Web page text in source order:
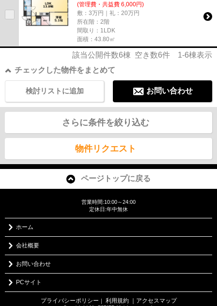
(管理費・共益費 6,000円)
敷：3万円｜礼：20万円
所在階：2階
間取り：1LDK
面積：43.80㎡
該当公開件数6棟 空き数6件 1-6棟表示
チェックした物件をまとめて
お問い合わせ
検討リストに追加
さらに条件を絞り込む
物件リクエスト
ページトップに戻る
営業時間:10:00～24:00
定休日:年中無休
ホーム
会社概要
お問い合わせ
PCサイト
プライバシーポリシー ｜ 利用規約 ｜アクセスマップ